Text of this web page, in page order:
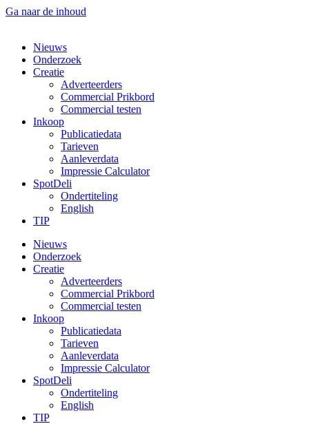
Ga naar de inhoud
Nieuws
Onderzoek
Creatie
Adverteerders
Commercial Prikbord
Commercial testen
Inkoop
Publicatiedata
Tarieven
Aanleverdata
Impressie Calculator
SpotDeli
Ondertiteling
English
TIP
Nieuws
Onderzoek
Creatie
Adverteerders
Commercial Prikbord
Commercial testen
Inkoop
Publicatiedata
Tarieven
Aanleverdata
Impressie Calculator
SpotDeli
Ondertiteling
English
TIP